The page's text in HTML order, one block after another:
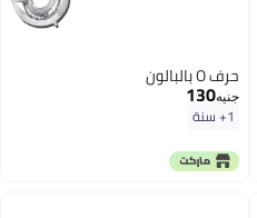
حرف O بالبالون
جنيه130
1+ سنة